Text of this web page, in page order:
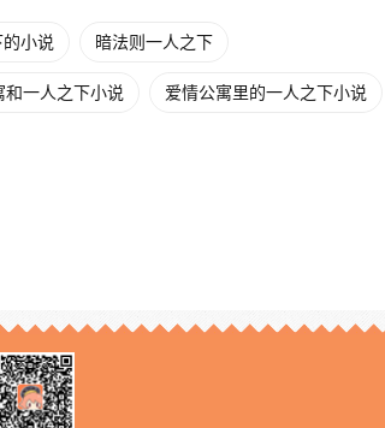
小说 暗法则一人之下
和一人之下小说 爱情公寓里的一人之下小说